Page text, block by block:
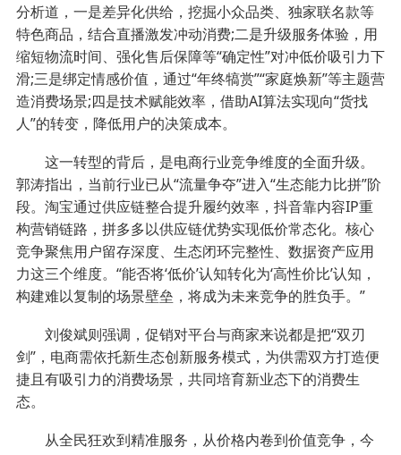
分析道，一是差异化供给，挖掘小众品类、独家联名款等
特色商品，结合直播激发冲动消费;二是升级服务体验，用
缩短物流时间、强化售后保障等“确定性”对冲低价吸引力下
滑;三是绑定情感价值，通过“年终犒赏”“家庭焕新”等主题营
造消费场景;四是技术赋能效率，借助AI算法实现向“货找
人”的转变，降低用户的决策成本。
这一转型的背后，是电商行业竞争维度的全面升级。
郭涛指出，当前行业已从“流量争夺”进入“生态能力比拼”阶
段。淘宝通过供应链整合提升履约效率，抖音靠内容IP重
构营销链路，拼多多以供应链优势实现低价常态化。核心
竞争聚焦用户留存深度、生态闭环完整性、数据资产应用
力这三个维度。“能否将‘低价’认知转化为‘高性价比’认知，
构建难以复制的场景壁垒，将成为未来竞争的胜负手。”
刘俊斌则强调，促销对平台与商家来说都是把“双刃
剑”，电商需依托新生态创新服务模式，为供需双方打造便
捷且有吸引力的消费场景，共同培育新业态下的消费生
态。
从全民狂欢到精准服务，从价格内卷到价值竞争，今